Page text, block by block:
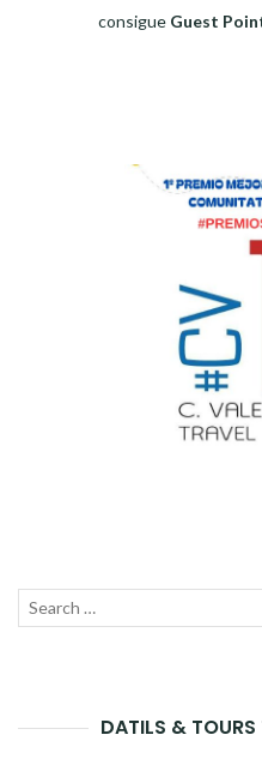
consigue Guest
Search
DATILS & TOURS